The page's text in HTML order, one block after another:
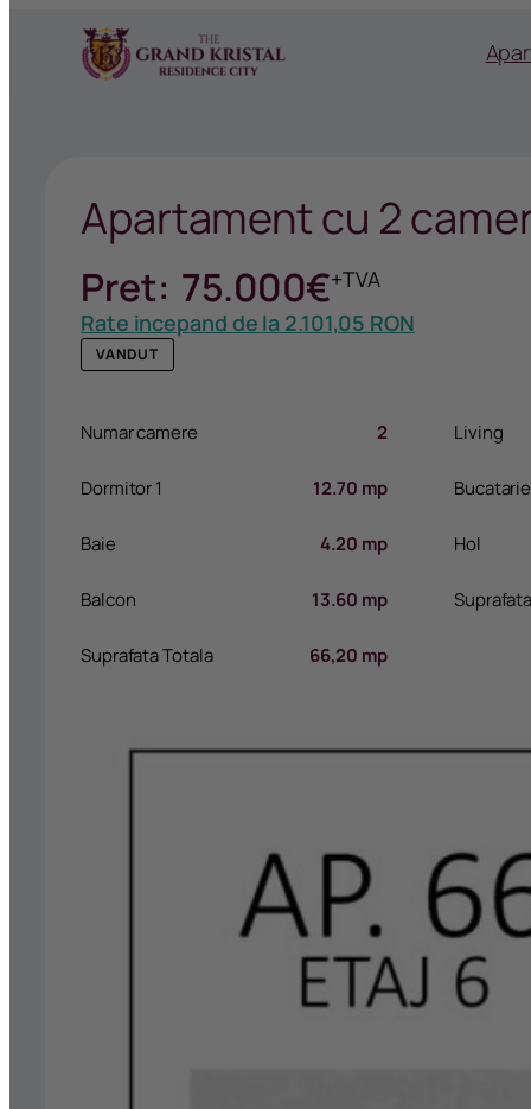
Apartament cu 2
Pret: 75.000€+TVA
Rate incepand de la 2.101,05 RON
VANDUT
Numar camere 2 Living
Dormitor 1 12.70 mp Bucatarie
Baie 4.20 mp Hol
Balcon 13.60 mp
Suprafata Totala 66,20 mp